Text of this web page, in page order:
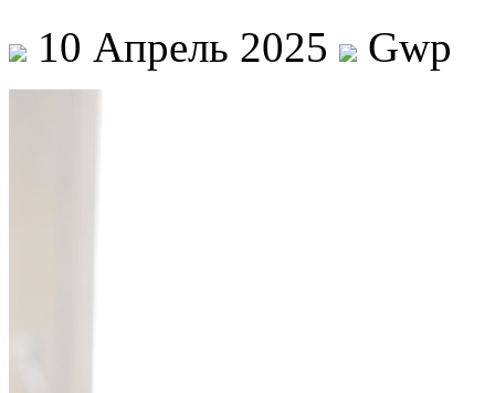
10 Апрель 2025 Gwp